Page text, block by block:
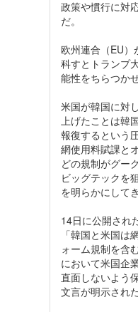
政策や慣行に対
だ。
欧州連合（EU）
科すとトランプ
能性をちらつか
米国が韓国に対
上げたことは韓
報復するという
網使用料賦課と
どの規制がグー
ビッグテックを
を明らかにしてき
14日に公開され
「韓国と米国は
ォーム規制を含
において米国企
直面しないよう
文言が明示された